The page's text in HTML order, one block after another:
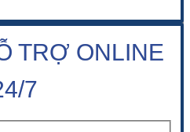
TRỢ ONLINE
7